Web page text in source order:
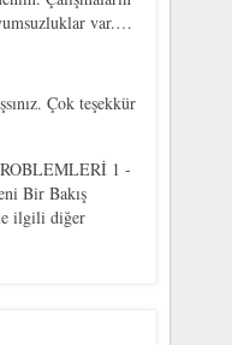
var.…
Çok teşekkür
1 -
Bir Bakış
ilgili diğer